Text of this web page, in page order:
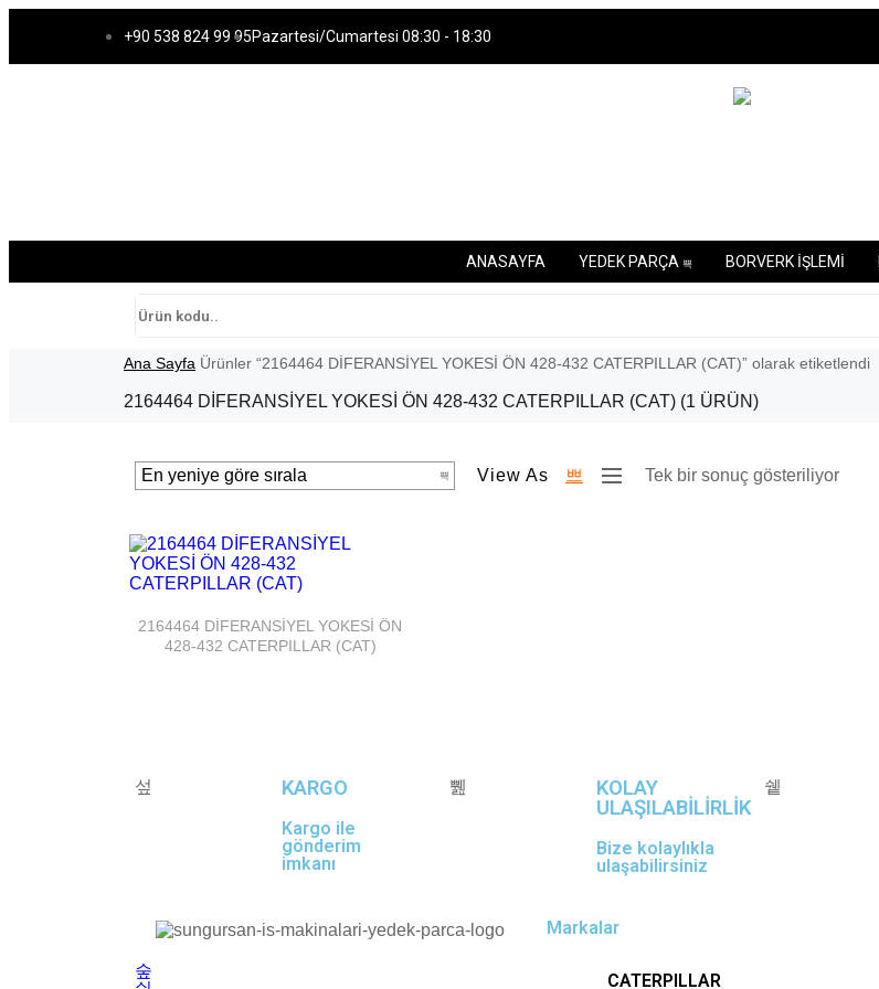
+90 538 824 99 95Pazartesi/Cumartesi 08:30 - 18:30
ANASAYFA YEDEK PARÇA BORVERK İŞLEMİ
Ana Sayfa Ürünler “2164464 DİFERANSİYEL YOKESİ ÖN 428-432 CATERPILLAR (CAT)” olarak etiketlendi
2164464 DİFERANSİYEL YOKESİ ÖN 428-432 CATERPILLAR (CAT) (1 ÜRÜN)
View As Tek bir sonuç gösteriliyor
2164464 DİFERANSİYEL YOKESİ ÖN
428-432 CATERPILLAR (CAT)
KARGO
Kargo ile
gönderim
imkanı
KOLAY
ULAŞILABİLİRLİK
Bize kolaylıkla
ulaşabilirsiniz
Markalar
CATERPILLAR